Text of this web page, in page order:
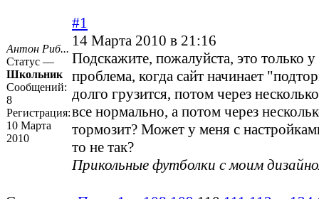
Антон Риб...
Статус —
Школьник
Сообщений:
8
Регистрация:
10 Марта
2010
#1
14 Марта 2010 в 21:16
Подскажите, пожалуйста, это только у
проблема, когда сайт начинает
долго грузится, потом через
все нормально, а потом через
тормозит? Может у меня с
то не так?
Прикольные футболки с моим